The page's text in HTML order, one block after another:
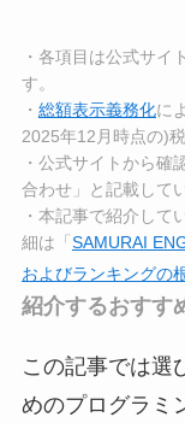
・各項目は公式サイ
す。
・ 総額表示義務化に
2025年12月時点の)
・公式サイトから
合わせ」と記載して
・本記事で紹介して
細は「 SAMURAI
およびランキングの
紹介するおすす
この記事では選
めのプログラミ